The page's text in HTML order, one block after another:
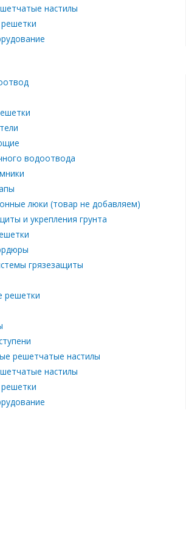
настилы
водоотвода
люки (товар не добавляем)
и укрепления грунта
грязезащиты
решетки
решетчатые настилы
настилы